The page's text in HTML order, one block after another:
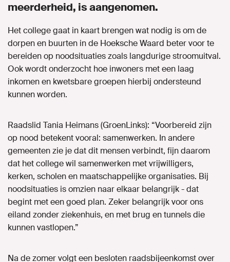
meerderheid, is aangenomen.
Het college gaat in kaart brengen wat nodig is om de
dorpen en buurten in de Hoeksche Waard beter voor te
bereiden op noodsituaties zoals langdurige stroomuitval.
Ook wordt onderzocht hoe inwoners met een laag
inkomen en kwetsbare groepen hierbij ondersteund
kunnen worden.
Raadslid Tania Heimans (GroenLinks): “Voorbereid zijn
op nood betekent vooral: samenwerken. In andere
gemeenten zie je dat dit mensen verbindt, fijn daarom
dat het college wil samenwerken met vrijwilligers,
kerken, scholen en maatschappelijke organisaties. Bij
noodsituaties is omzien naar elkaar belangrijk - dat
begint met een goed plan. Zeker belangrijk voor ons
eiland zonder ziekenhuis, en met brug en tunnels die
kunnen vastlopen.”
Na de zomer volgt een besloten raadsbijeenkomst over